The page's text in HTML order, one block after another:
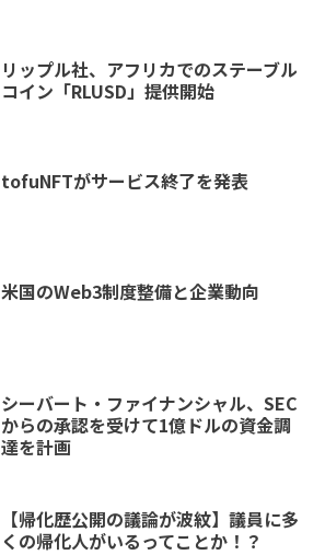
リップル社、アフリカでのステーブル
コイン「RLUSD」提供開始
tofuNFTがサービス終了を発表
米国のWeb3制度整備と企業動向
シーバート・ファイナンシャル、SEC
からの承認を受けて1億ドルの資金調
達を計画
【帰化歴公開の議論が波紋】議員に多
くの帰化人がいるってことか！？